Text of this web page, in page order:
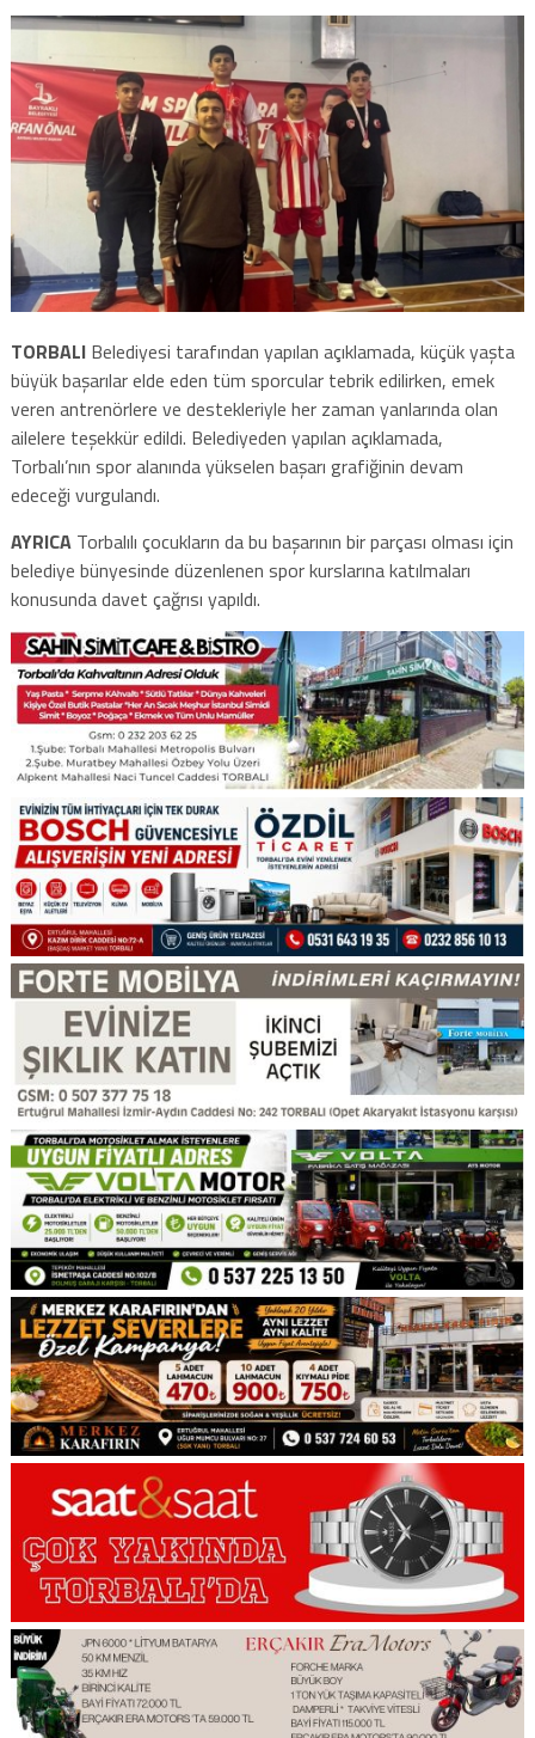
TORBALIBelediyesi tarafından yapılan açıklamada, küçük yaşta
büyük başarılar elde eden tüm sporcular tebrik edilirken, emek
veren antrenörlere ve destekleriyle her zaman yanlarında olan
ailelere teşekkür edildi. Belediyeden yapılan açıklamada,
Torbalı’nın spor alanında yükselen başarı grafiğinin devam
edeceği vurgulandı.
AYRICATorbalılı çocukların da bu başarının bir parçası olması için
belediye bünyesinde düzenlenen spor kurslarına katılmaları
konusunda davet çağrısı yapıldı.